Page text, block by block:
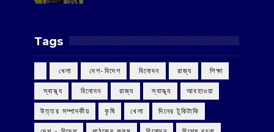
Tags
‌ খেলা ‌ দেশ-বিদেশ ‌ বিনোদন ‌ রাজ্য ‌ শিক্ষা
‌ স্বাস্থ্য ‌ বিনোদন ‌ রাজ্য ‌ স্বাস্থ্য আবহাওয়া
উত্তর সম্পাদকীয় কৃষি খেলা দিনের টুকিটাকি